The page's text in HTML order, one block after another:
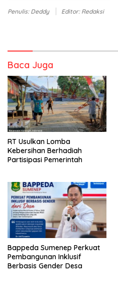
Penulis: Deddy Editor: Redaksi
Baca Juga
RT Usulkan Lomba
Kebersihan Berhadiah
Partisipasi Pemerintah
Bappeda Sumenep Perkuat
Pembangunan Inklusif
Berbasis Gender Desa